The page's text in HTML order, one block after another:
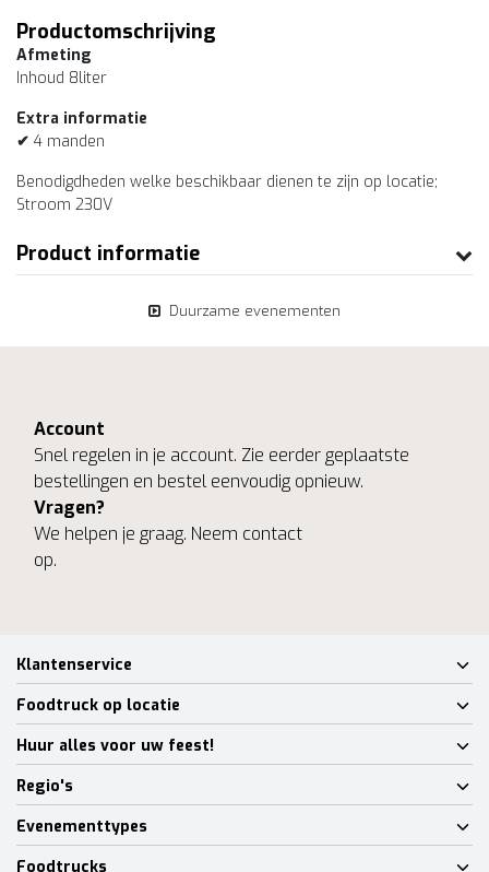
Productomschrijving
Afmeting
Inhoud 8liter
Extra informatie
✔ 4 manden
Benodigdheden welke beschikbaar dienen te zijn op locatie;
Stroom 230V
Product informatie
Duurzame evenementen
Account
Snel regelen in je account. Zie eerder geplaatste
bestellingen en bestel eenvoudig opnieuw.
Vragen?
We helpen je graag. Neem contact
op.
Klantenservice
Foodtruck op locatie
Huur alles voor uw feest!
Regio's
Evenementtypes
Foodtrucks